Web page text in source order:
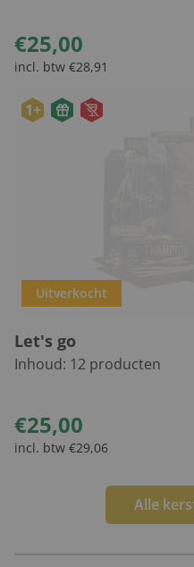
€25,00
incl. btw €28,91
1+
Uitverkocht
Let's go
Inhoud: 12 producten
€25,00
incl. btw €29,06
Alle